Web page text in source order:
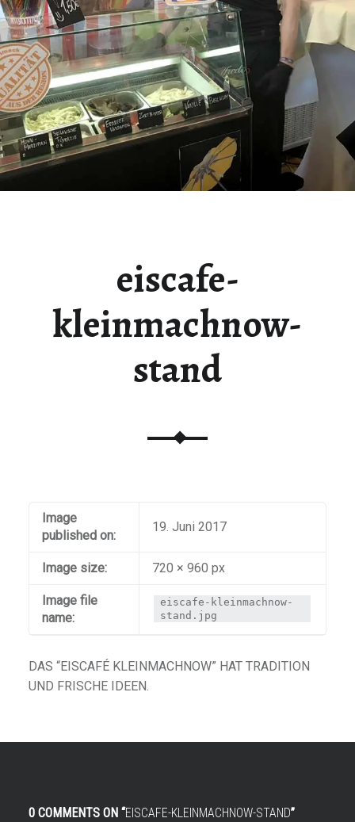
eiscafe-
kleinmachnow-
stand
Image
published on:
19. Juni 2017
Image size: 720 × 960 px
Image file
name:
eiscafe-kleinmachnow-
stand.jpg
DAS “EISCAFÉ KLEINMACHNOW” HAT TRADITION
UND FRISCHE IDEEN.
0 COMMENTS ON “EISCAFE-KLEINMACHNOW-STAND”